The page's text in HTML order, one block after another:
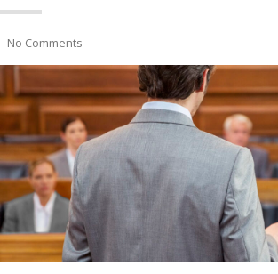
No Comments